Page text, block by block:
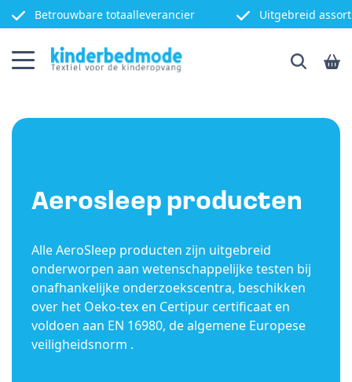
Aerosleep producten
Alle AeroSleep producten zijn uitgebreid
onderworpen aan wetenschappelijke testen bij
onafhankelijke onderzoekscentra, beschikken
over het Oeko-tex en Certipur certificaat en
voldoen aan EN 16980, de algemene Europese
veiligheidsnorm .
Betrouwbare totaalleverancier Uitgebreid